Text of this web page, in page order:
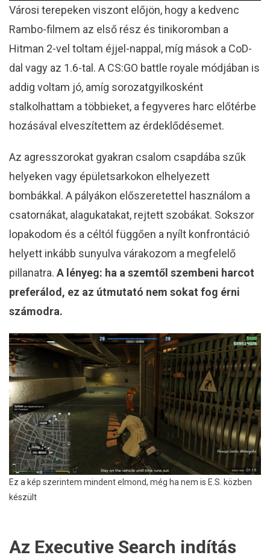
Városi terepeken viszont előjön, hogy a kedvenc
Rambo-filmem az első rész és tinikoromban a
Hitman 2-vel toltam éjjel-nappal, míg mások a CoD-
dal vagy az 1.6-tal. A CS:GO battle royale módjában is
addig voltam jó, amíg sorozatgyilkosként
stalkolhattam a többieket, a fegyveres harc előtérbe
hozásával elveszítettem az érdeklődésemet.
Az agresszorokat gyakran csalom csapdába szűk
helyeken vagy épületsarkokon elhelyezett
bombákkal. A pályákon előszeretettel használom a
csatornákat, alagukatakat, rejtett szobákat. Sokszor
lopakodom és a céltól függően a nyílt konfrontáció
helyett inkább sunyulva várakozom a megfelelő
pillanatra. A lényeg: ha a szemtől szembeni harcot
preferálod, ez az útmutató nem sokat fog érni
számodra.
Ez a kép szerintem mindent elmond, még ha nem is E.S. közben
készült
Az Executive Search indítás